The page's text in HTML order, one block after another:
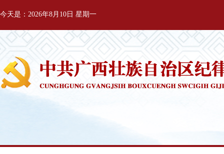
今天是：2026年8月10日 星期一